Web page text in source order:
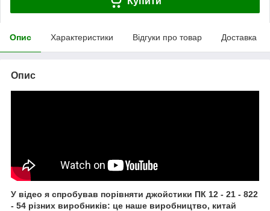
Опис Характеристики Відгуки про товар Доставка
Опис
У відео я спробував порівняти джойстики ПК 12 - 21 - 822
- 54 різних виробників: це наше виробництво, китай